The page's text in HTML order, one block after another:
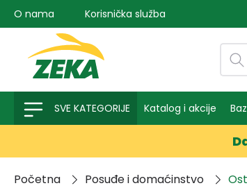
pretragu Preskoči na glavnu
O nama Korisnička služba
SVE KATEGORIJE Katalog i akcije
Početna Posuđe i domaćinstvo